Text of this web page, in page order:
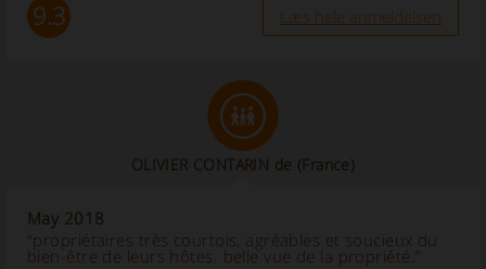
9.3 Læs hele anmeldelsen
OLIVIER CONTARIN de (France)
May 2018
“propriétaires très courtois, agréables et soucieux du
bien-être de leurs hôtes. belle vue de la propriété.”